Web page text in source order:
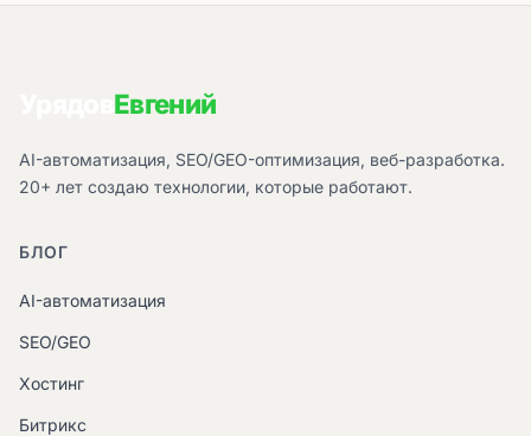
Евгений
AI-автоматизация, SEO/GEO-оптимизация, веб-разработка.
20+ лет создаю технологии, которые работают.
БЛОГ
AI-автоматизация
SEO/GEO
Хостинг
Битрикс